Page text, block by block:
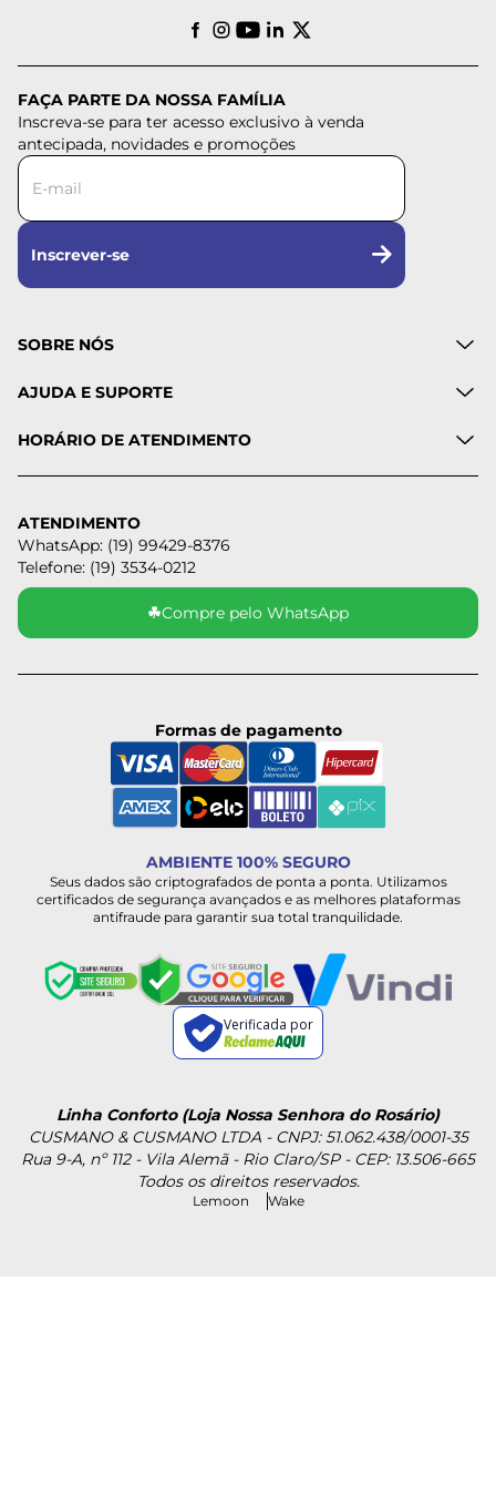
FAÇA PARTE DA NOSSA FAMÍLIA
Inscreva-se para ter acesso exclusivo à venda
antecipada, novidades e promoções
Inscrever-se
SOBRE NÓS
AJUDA E SUPORTE
HORÁRIO DE ATENDIMENTO
ATENDIMENTO
WhatsApp: (19) 99429-8376
Telefone: (19) 3534-0212
☘Compre pelo WhatsApp
Formas de pagamento
AMBIENTE 100% SEGURO
Seus dados são criptografados de ponta a ponta. Utilizamos
certificados de segurança avançados e as melhores plataformas
antifraude para garantir sua total tranquilidade.
Verificada por
Linha Conforto (Loja Nossa Senhora do Rosário)
CUSMANO & CUSMANO LTDA - CNPJ: 51.062.438/0001-35
Rua 9-A, nº 112 - Vila Alemã - Rio Claro/SP - CEP: 13.506-665
Todos os direitos reservados.
Lemoon Wake